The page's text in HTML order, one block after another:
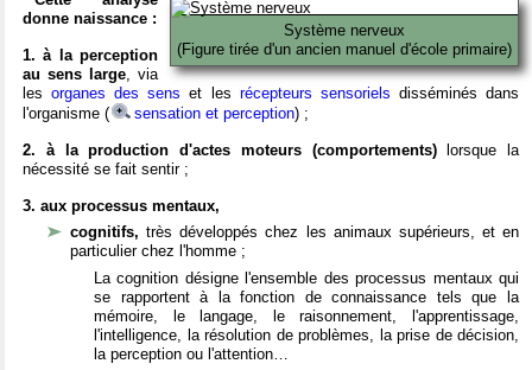
Système nerveux
(Figure tirée d'un ancien manuel d'école primaire)
donne naissance :
1. à la perception
au sens large, via
lesorganes des sens et les récepteurs sensoriels disséminés dans
l'organisme (
sensation et perception) ;
2. à la production d'actes moteurs (comportements)lorsque la
nécessité se fait sentir ;
3. aux processus mentaux,
cognitifs,très développés chez les animaux supérieurs, et en
particulier chez l'homme ;
La cognition désigne l'ensemble des processus mentaux qui
se rapportent à la fonction de connaissance tels que la
mémoire, le langage, le raisonnement, l'apprentissage,
l'intelligence, la résolution de problèmes, la prise de décision,
la perception ou l'attention…